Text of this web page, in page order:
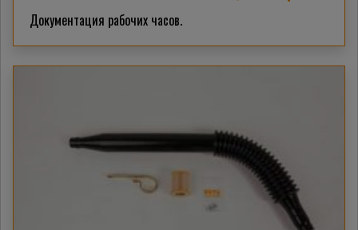
Документация рабочих часов.